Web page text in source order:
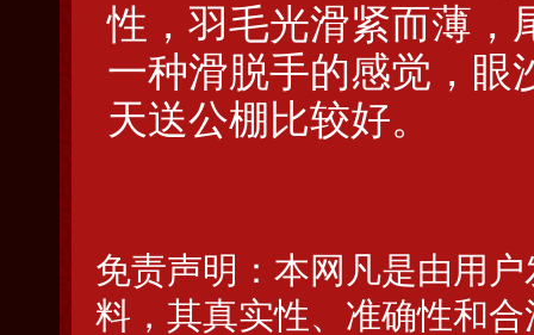
性，羽毛光滑紧而薄，
一种滑脱手的感觉，眼
天送公棚比较好。
免责声明：本网凡是由用
料，其真实性、准确性和